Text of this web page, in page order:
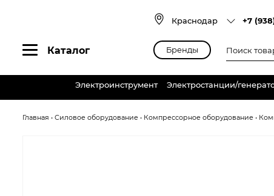
Краснодар +7
Каталог Бренды товаров
Электроинструмент Электростанции/
Главная • Силовое оборудование • Компрессорное оборудование •